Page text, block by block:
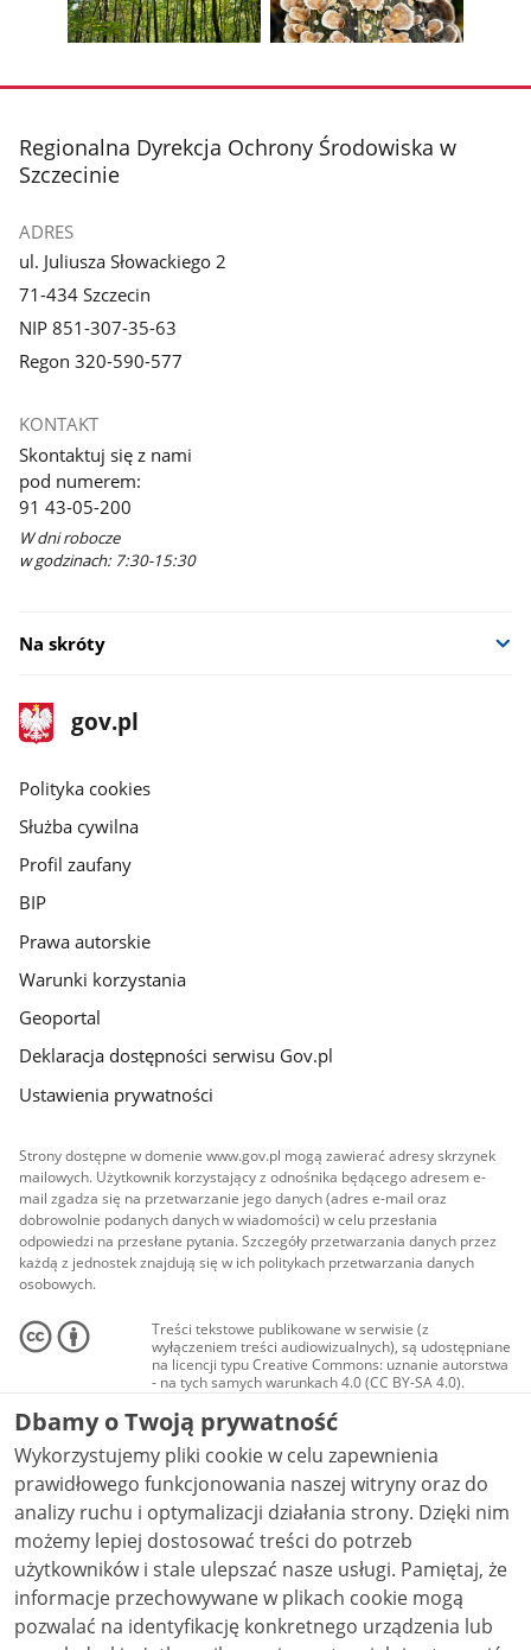
galerii.
galerii.
zdjęcie
galerii.
zdjęcie
galerii.
stopka
Regionalna Dyrekcja Ochrony Środowiska w
Szczecinie
ADRES
ul. Juliusza Słowackiego 2
71-434 Szczecin
NIP 851-307-35-63
Regon 320-590-577
KONTAKT
Skontaktuj się z nami
pod numerem:
91 43-05-200
W dni robocze
w godzinach: 7:30-15:30
Na skróty
stopka
gov.pl
Strona
gov.pl
gov.pl
Polityka cookies
Służba cywilna
Profil zaufany
BIP
Prawa autorskie
Warunki korzystania
Geoportal
Deklaracja dostępności serwisu Gov.pl
Ustawienia prywatności
Strony dostępne w domenie www.gov.pl mogą zawierać adresy skrzynek
mailowych. Użytkownik korzystający z odnośnika będącego adresem e-
mail zgadza się na przetwarzanie jego danych (adres e-mail oraz
dobrowolnie podanych danych w wiadomości) w celu przesłania
odpowiedzi na przesłane pytania. Szczegóły przetwarzania danych przez
każdą z jednostek znajdują się w ich politykach przetwarzania danych
osobowych.
Treści tekstowe publikowane w serwisie (z
wyłączeniem treści audiowizualnych), są udostępniane
na licencji typu Creative Commons: uznanie autorstwa
- na tych samych warunkach 4.0 (CC BY-SA 4.0).
Materiały audiowizualne, w tym zdjęcia, materiały
audio i wideo, są udostępniane na licencji typu
Creative Commons: uznanie autorstwa użycie
niekomercyjne - bez utworów zależnych 4.0 (CC BY-
NC-ND 4.0), o ile nie jest to stwierdzone inaczej.
Dbamy o Twoją prywatność
Wykorzystujemy pliki cookie w celu zapewnienia
prawidłowego funkcjonowania naszej witryny oraz do
analizy ruchu i optymalizacji działania strony. Dzięki nim
możemy lepiej dostosować treści do potrzeb
użytkowników i stale ulepszać nasze usługi. Pamiętaj, że
informacje przechowywane w plikach cookie mogą
pozwalać na identyfikację konkretnego urządzenia lub